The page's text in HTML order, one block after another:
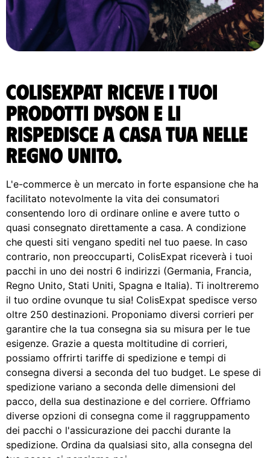
ColisExpat riceve i tuoi
prodotti Dyson e li
rispedisce A casa tua nelle
Regno Unito.
L'e-commerce è un mercato in forte espansione che ha
facilitato notevolmente la vita dei consumatori
consentendo loro di ordinare online e avere tutto o
quasi consegnato direttamente a casa. A condizione
che questi siti vengano spediti nel tuo paese. In caso
contrario, non preoccuparti, ColisExpat riceverà i tuoi
pacchi in uno dei nostri 6 indirizzi (Germania, Francia,
Regno Unito, Stati Uniti, Spagna e Italia). Ti inoltreremo
il tuo ordine ovunque tu sia! ColisExpat spedisce verso
oltre 250 destinazioni. Proponiamo diversi corrieri per
garantire che la tua consegna sia su misura per le tue
esigenze. Grazie a questa moltitudine di corrieri,
possiamo offrirti tariffe di spedizione e tempi di
consegna diversi a seconda del tuo budget. Le spese di
spedizione variano a seconda delle dimensioni del
pacco, della sua destinazione e del corriere. Offriamo
diverse opzioni di consegna come il raggruppamento
dei pacchi o l'assicurazione dei pacchi durante la
spedizione. Ordina da qualsiasi sito, alla consegna del